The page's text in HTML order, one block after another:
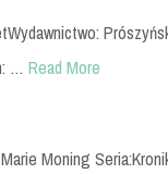
… Read More
Moning